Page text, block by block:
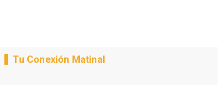
Tu Conexión Matinal